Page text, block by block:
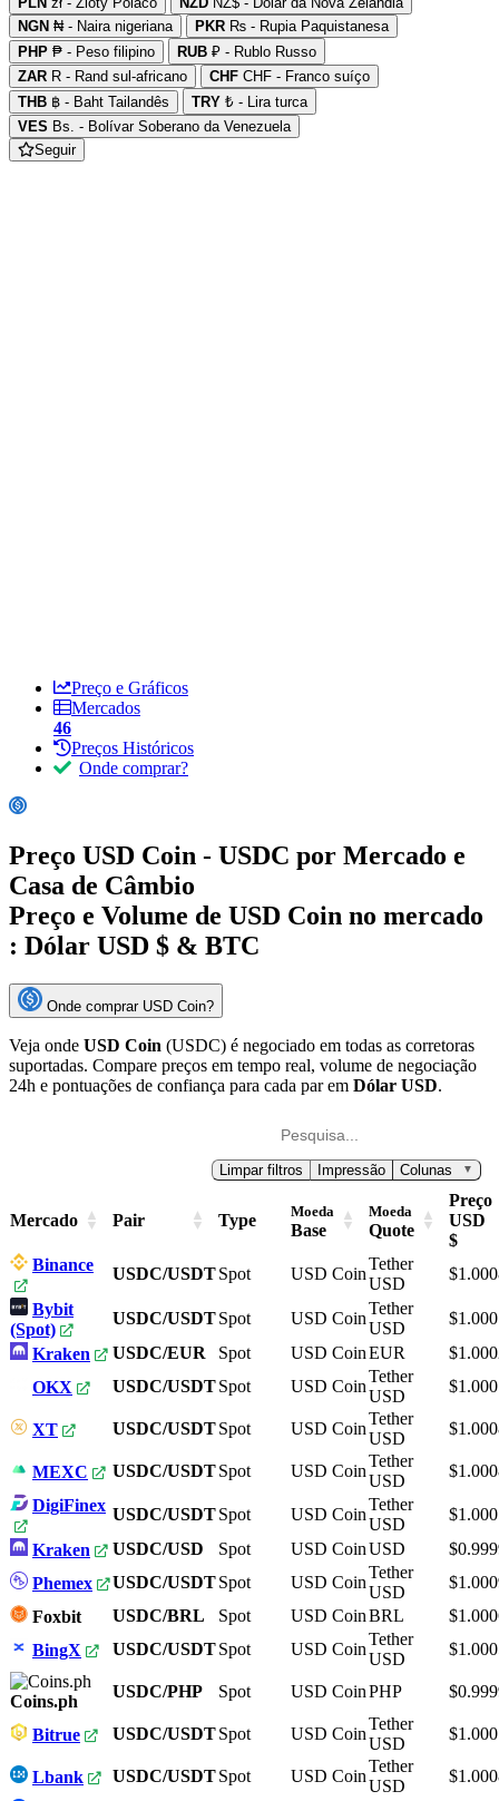
NGN ₦ - Naira nigeriana PKR ₨ - Rupia Paquistanesa
PHP ₱ - Peso filipino RUB ₽ - Rublo Russo
ZAR R - Rand sul-africano CHF CHF - Franco suíço
THB ฿ - Baht Tailandês TRY ₺ - Lira turca
VES Bs. - Bolívar Soberano da Venezuela
Seguir
Preço e Gráficos
Mercados
46
Preços Históricos
Onde comprar?
Preço USD Coin - USDC por Mercado e
Casa de Câmbio
Preço e Volume de USD Coin no mercado
: Dólar USD $ & BTC
Onde comprar USD Coin?
Veja onde USD Coin (USDC) é negociado em todas as corretoras
suportadas. Compare preços em tempo real, volume de negociação
24h e pontuações de confiança para cada par em Dólar USD.
Limpar filtros Impressão Colunas ▼
Mercado Pair Type Moeda
Base
Moeda
Quote
Preço
USD
$
Binance
USDC/USDTSpot USD Coin
Tether
USD
Bybit
(Spot)
USDC/USDTSpot USD Coin
Tether
USD
Kraken
USDC/EUR Spot USD CoinEUR
OKX
USDC/USDTSpot USD Coin
Tether
USD
XT USDC/USDTSpot USD Coin
Tether
USD
MEXC USDC/USDTSpot USD Coin
Tether
USD
DigiFinex USDC/USDTSpot USD Coin
Tether
USD
Kraken
USDC/USD Spot USD CoinUSD
Phemex
USDC/USDTSpot USD Coin
Tether
USD
Foxbit
USDC/BRL Spot USD CoinBRL
BingX
USDC/USDTSpot USD Coin
Tether
USD
Coins.ph
USDC/PHP Spot USD CoinPHP
Bitrue USDC/USDTSpot USD Coin
Tether
USD
Lbank USDC/USDTSpot USD Coin
Tether
USD